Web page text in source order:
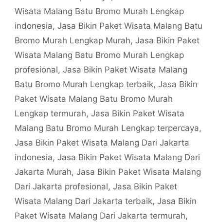
Wisata Malang Batu Bromo Murah Lengkap
indonesia, Jasa Bikin Paket Wisata Malang Batu
Bromo Murah Lengkap Murah, Jasa Bikin Paket
Wisata Malang Batu Bromo Murah Lengkap
profesional, Jasa Bikin Paket Wisata Malang
Batu Bromo Murah Lengkap terbaik, Jasa Bikin
Paket Wisata Malang Batu Bromo Murah
Lengkap termurah, Jasa Bikin Paket Wisata
Malang Batu Bromo Murah Lengkap terpercaya,
Jasa Bikin Paket Wisata Malang Dari Jakarta
indonesia, Jasa Bikin Paket Wisata Malang Dari
Jakarta Murah, Jasa Bikin Paket Wisata Malang
Dari Jakarta profesional, Jasa Bikin Paket
Wisata Malang Dari Jakarta terbaik, Jasa Bikin
Paket Wisata Malang Dari Jakarta termurah,